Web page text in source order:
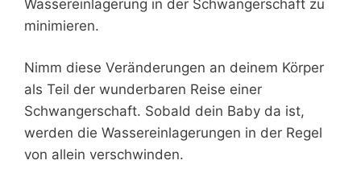
Wassereinlagerung in der Schwangerschaft zu
minimieren.
Nimm diese Veränderungen an deinem Körper
als Teil der wunderbaren Reise einer
Schwangerschaft. Sobald dein Baby da ist,
werden die Wassereinlagerungen in der Regel
von allein verschwinden.